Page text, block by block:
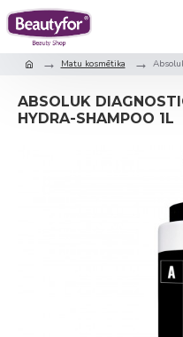
Matu kosmētika
ABSOLUK
HYDRA-SHAMPOO 1L